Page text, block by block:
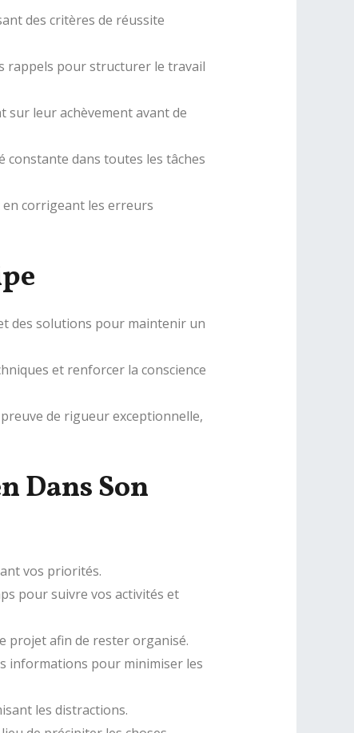
des critères de réussite
rappels pour structurer le travail
leur achèvement avant de
dans toutes les tâches
corrigeant les erreurs
des solutions pour maintenir un
et renforcer la conscience
de rigueur exceptionnelle,
Dans Son
vos priorités.
pour suivre vos activités et
projet afin de rester organisé.
informations pour minimiser les
les distractions.